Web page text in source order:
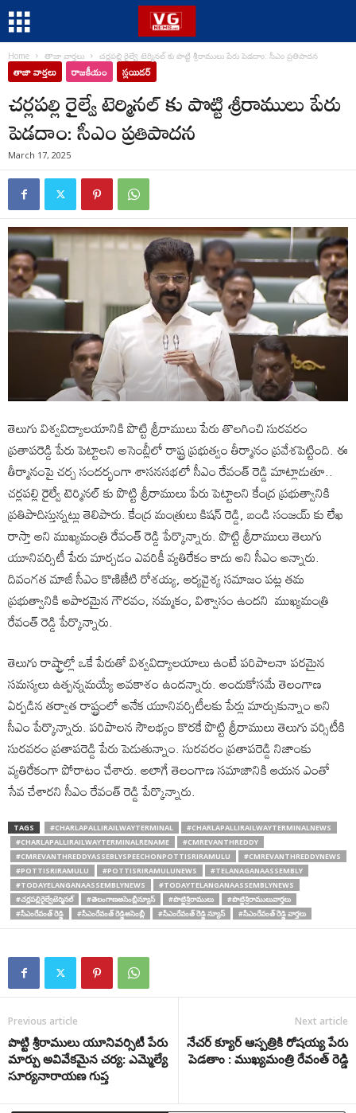
Home తాజా వార్తలు చర్లపల్లి రైల్వే టెర్మినల్ కు పొట్టి శ్రీరాములు పేరు పెడదాం: సీఎం ప్రతిపాదన
తాజా వార్తలు రాజకీయం స్లయిడర్
చర్లపల్లి రైల్వే టెర్మినల్ కు పొట్టి శ్రీరాములు పేరు
పెడదాం: సీఎం ప్రతిపాదన
March 17, 2025
తెలుగు విశ్వవిద్యాలయానికి పొట్టి శ్రీరాములు పేరు తొలగించి సురవరం
ప్రతాపరెడ్డి పేరు పెట్టాలని అసెంబ్లీలో రాష్ట్ర ప్రభుత్వం తీర్మానం ప్రవేశపెట్టింది. ఈ
తీర్మానంపై చర్చ సందర్భంగా శాసనసభలో సీఎం రేవంత్ రెడ్డి మాట్లాడుతూ..
చర్లపల్లి రైల్వే టెర్మినల్ కు పొట్టి శ్రీరాములు పేరు పెట్టాలని కేంద్ర ప్రభుత్వానికి
ప్రతిపాదిస్తున్నట్లు తెలిపారు. కేంద్ర మంత్రులు కిషన్ రెడ్డి, బండి సంజయ్ కు లేఖ
రాస్తా అని ముఖ్యమంత్రి రేవంత్ రెడ్డి పేర్కొన్నారు. పొట్టి శ్రీరాములు తెలుగు
యూనివర్సిటీ పేరు మార్చడం ఎవరికీ వ్యతిరేకం కాదు అని సీఎం అన్నారు.
దివంగత మాజీ సీఎం కొణిజేటి రోశయ్య, ఆర్యవైశ్య సమాజం పట్ల తమ
ప్రభుత్వానికి అపారమైన గౌరవం, నమ్మకం, విశ్వాసం ఉందని ముఖ్యమంత్రి
రేవంత్ రెడ్డి పేర్కొన్నారు.
తెలుగు రాష్ట్రాల్లో ఒకే పేరుతో విశ్వవిద్యాలయాలు ఉంటే పరిపాలనా పరమైన
సమస్యలు ఉత్పన్నమయ్యే అవకాశం ఉందన్నారు. అందుకోసమే తెలంగాణ
ఏర్పడిన తర్వాత రాష్ట్రంలో అనేక యూనివర్సిటీలకు పేర్లు మార్చుకున్నాం అని
సీఎం పేర్కొన్నారు. పరిపాలన సౌలభ్యం కొరకే పొట్టి శ్రీరాములు తెలుగు వర్సిటీకి
సురవరం ప్రతాపరెడ్డి పేరు పెడుతున్నాం. సురవరం ప్రతాపరెడ్డి నిజాంకు
వ్యతిరేకంగా పోరాటం చేశారు. అలాగే తెలంగాణ సమాజానికి ఆయన ఎంతో
సేవ చేశారని సీఎం రేవంత్ రెడ్డి పేర్కొన్నారు.
TAGS #CHARLAPALLIRAILWAYTERMINAL
#CHARLAPALLIRAILWAYTERMINALNEWS
#CHARLAPALLIRAILWAYTERMINALRENAME
#CMREVANTHREDDY
#CMREVANTHREDDYASSEBLYSPEECHONPOTTISRIRAMULU
#CMREVANTHREDDYNEWS
#POTTISRIRAMULU
#POTTISRIRAMULUNEWS
#TELANAGANAASSEMBLY
#TODAYELANGANAASSEMBLYNEWS
#TODAYTELANGANAASSEMBLYNEWS
#చర్లపల్లిరైల్వేటెర్మినల్
#తెలంగాణఅసెంబ్లీన్యూస్ #పొట్టిశ్రీరాములు
#పొట్టిశ్రీరాములువార్తలు
#సీఎంరేవంత్ రెడ్డి
#సీఎంరేవంత్ రెడ్డిఅసెంబ్లీ #సీఎంరేవంత్ రెెడ్డి న్యూస్ #సీఎంరేవంత్ రెెడ్డి వార్తలు
Previous article
పొట్టి శ్రీరాములు యూనివర్సిటీ పేరు
మార్పు అవివేకమైన చర్య: ఎమ్మెల్యే
సూర్యనారాయణ గుప్త
Next article
నేచర్ క్యూర్ ఆస్పత్రికి రోషయ్య పేరు
పెడతాం : ముఖ్యమంత్రి రేవంత్ రెడ్డి